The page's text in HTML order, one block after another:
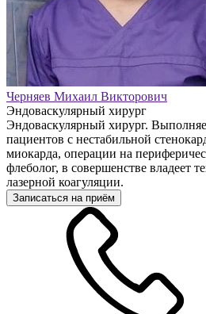
Черняев Михаил Викторович
Эндоваскулярный хирург
Эндоваскулярный хирург.
пациентов с нестабильной
миокарда, операции на
флеболог, в совершенстве владеет
лазерной коагуляции.
Записаться на приём